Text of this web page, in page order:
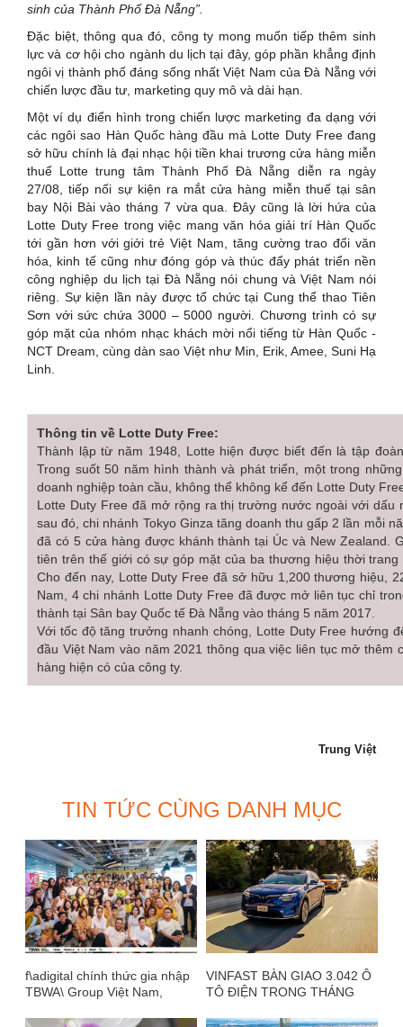
sinh của Thành Phố Đà Nẵng”.
Đặc biệt, thông qua đó, công ty mong muốn tiếp thêm sinh
lực và cơ hội cho ngành du lịch tại đây, góp phần khẳng định
ngôi vị thành phố đáng sống nhất Việt Nam của Đà Nẵng với
chiến lược đầu tư, marketing quy mô và dài hạn.
Một ví dụ điển hình trong chiến lược marketing đa dạng với
các ngôi sao Hàn Quốc hàng đầu mà Lotte Duty Free đang
sở hữu chính là đại nhạc hội tiền khai trương cửa hàng miễn
thuế Lotte trung tâm Thành Phố Đà Nẵng diễn ra ngày
27/08, tiếp nối sự kiện ra mắt cửa hàng miễn thuế tại sân
bay Nội Bài vào tháng 7 vừa qua. Đây cũng là lời hứa của
Lotte Duty Free trong việc mang văn hóa giải trí Hàn Quốc
tới gần hơn với giới trẻ Việt Nam, tăng cường trao đổi văn
hóa, kinh tế cũng như đóng góp và thúc đẩy phát triển nền
công nghiệp du lịch tại Đà Nẵng nói chung và Việt Nam nói
riêng. Sự kiện lần này được tổ chức tại Cung thể thao Tiên
Sơn với sức chứa 3000 – 5000 người. Chương trình có sự
góp mặt của nhóm nhạc khách mời nổi tiếng từ Hàn Quốc -
NCT Dream, cùng dàn sao Việt như Min, Erik, Amee, Suni Hạ
Linh.
Thông tin về Lotte Duty Free:
Thành lập từ năm 1948, Lotte hiện được biết đến là tập
Trong suốt 50 năm hình thành và phát triển, một trong
doanh nghiệp toàn cầu, không thể không kể đến Lotte Duty
Lotte Duty Free đã mở rộng ra thị trường nước ngoài với
sau đó, chi nhánh Tokyo Ginza tăng doanh thu gấp 2 lần mỗi
đã có 5 cửa hàng được khánh thành tại Úc và New Zealand.
tiên trên thế giới có sự góp mặt của ba thương hiệu thời
Cho đến nay, Lotte Duty Free đã sở hữu 1,200 thương hiệu,
Nam, 4 chi nhánh Lotte Duty Free đã được mở liên tục chỉ
thành tại Sân bay Quốc tế Đà Nẵng vào tháng 5 năm 2017.
Với tốc độ tăng trưởng nhanh chóng, Lotte Duty Free hướng
đầu Việt Nam vào năm 2021 thông qua việc liên tục mở
hàng hiện có của công ty.
Trung Việt
TIN TỨC CÙNG DANH MỤC
f\adigital chính thức gia nhập
TBWA\ Group Việt Nam,
VINFAST BÀN GIAO 3.042 Ô
TÔ ĐIỆN TRONG THÁNG